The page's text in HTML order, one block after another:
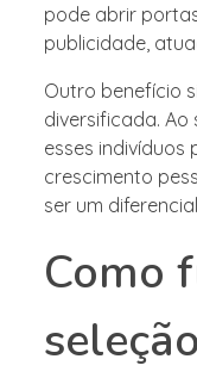
pode abrir
publicidade,
Outro benefício
diversificada.
esses
crescimento
ser um
Como